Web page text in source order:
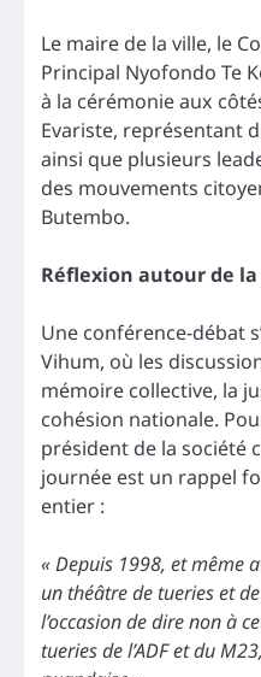
Le maire de la ville, le
Principal Nyofondo Te
à la cérémonie aux
Evariste, représentant
ainsi que plusieurs
des mouvements
Butembo.
Réflexion autour de
Une conférence-débat
Vihum, où les
mémoire collective, la
cohésion nationale.
président de la société
journée est un rappel
entier :
« Depuis 1998, et même
un théâtre de tueries et
l’occasion de dire non à
tueries de l’ADF et du